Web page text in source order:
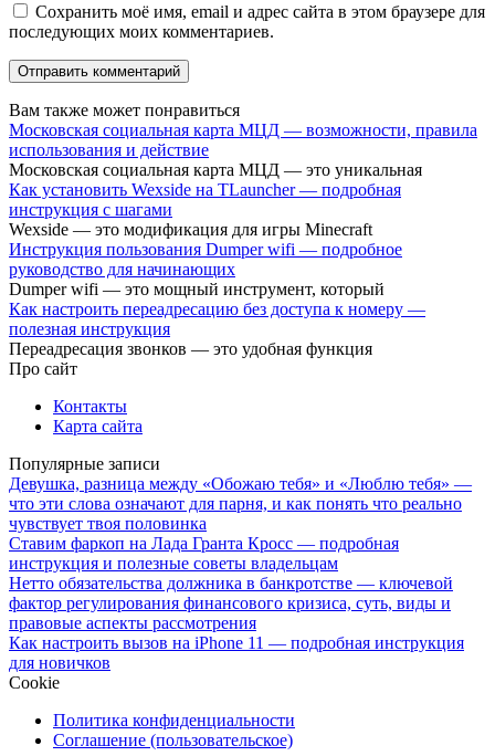
Сохранить моё имя, email и адрес сайта в этом браузере для
последующих моих комментариев.
Вам также может понравиться
Московская социальная карта МЦД — возможности, правила
использования и действие
Московская социальная карта МЦД — это уникальная
Как установить Wexside на TLauncher — подробная
инструкция с шагами
Wexside — это модификация для игры Minecraft
Инструкция пользования Dumper wifi — подробное
руководство для начинающих
Dumper wifi — это мощный инструмент, который
Как настроить переадресацию без доступа к номеру —
полезная инструкция
Переадресация звонков — это удобная функция
Про сайт
Контакты
Карта сайта
Популярные записи
Девушка, разница между «Обожаю тебя» и «Люблю тебя» —
что эти слова означают для парня, и как понять что реально
чувствует твоя половинка
Ставим фаркоп на Лада Гранта Кросс — подробная
инструкция и полезные советы владельцам
Нетто обязательства должника в банкротстве — ключевой
фактор регулирования финансового кризиса, суть, виды и
правовые аспекты рассмотрения
Как настроить вызов на iPhone 11 — подробная инструкция
для новичков
Cookie
Политика конфиденциальности
Соглашение (пользовательское)